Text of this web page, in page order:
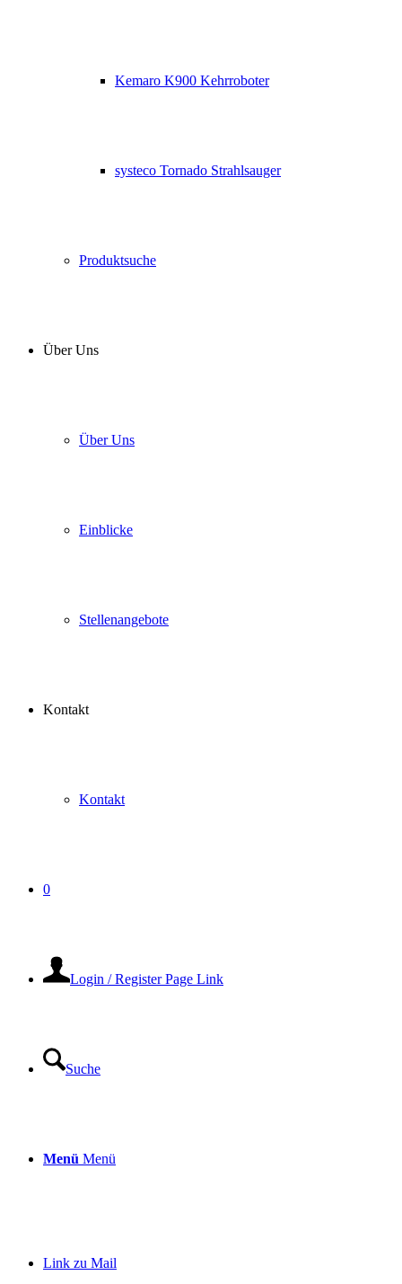
Kemaro K900 Kehrroboter
systeco Tornado Strahlsauger
Produktsuche
Über Uns
Über Uns
Einblicke
Stellenangebote
Kontakt
Kontakt
0
Login / Register Page Link
Suche
Menü Menü
Link zu Mail